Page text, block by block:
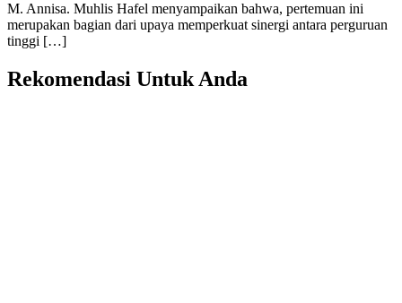
M. Annisa. Muhlis Hafel menyampaikan bahwa, pertemuan ini
merupakan bagian dari upaya memperkuat sinergi antara perguruan
tinggi […]
Rekomendasi Untuk Anda